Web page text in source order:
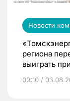
Новости
региона
выиграть
09:10 /